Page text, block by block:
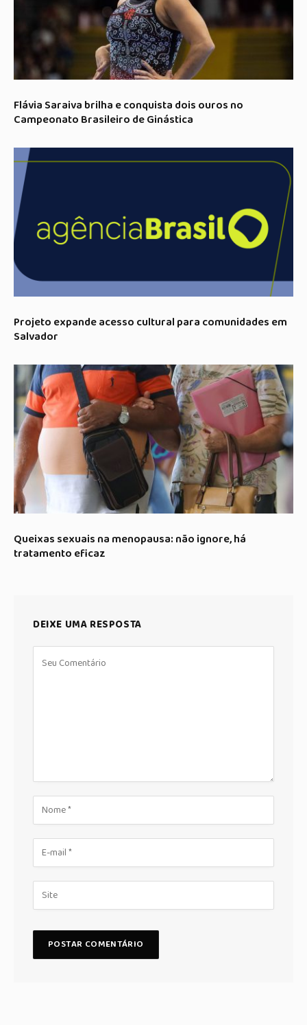
Flávia Saraiva brilha e conquista dois ouros no
Campeonato Brasileiro de Ginástica
Projeto expande acesso cultural para comunidades em
Salvador
Queixas sexuais na menopausa: não ignore, há
tratamento eficaz
DEIXE UMA RESPOSTA